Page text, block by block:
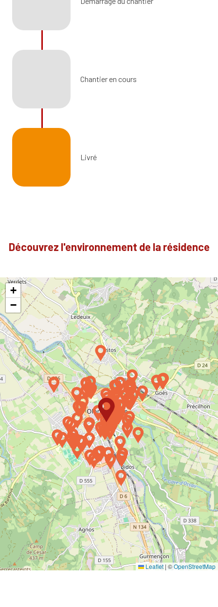
Chantier en cours
Livré
Découvrez l'environnement de la résidence
+
−
Leaflet | ©OpenStreetMap